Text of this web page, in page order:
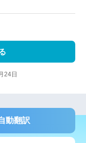
24日
動翻訳